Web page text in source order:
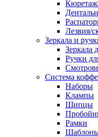
Лезвия/
Зеркала и
Зеркала
Ручки
Система
Наборы
Клампы
Щипцы
Рамки